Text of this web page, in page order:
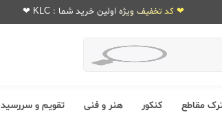
❤ کد تخفیف ویژه اولین خرید شما : KLC ❤
مقاطع کنکور هنر و فنی تقویم و سررسید